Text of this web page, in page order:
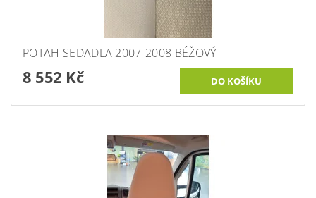
POTAH SEDADLA 2007-2008 BÉŽOVÝ
8 552 Kč